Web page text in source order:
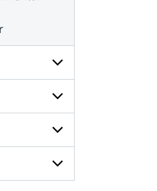
Undersidor
för
Radar
och
satellit
Undersidor
för
Väder
till
havs
Undersidor
för